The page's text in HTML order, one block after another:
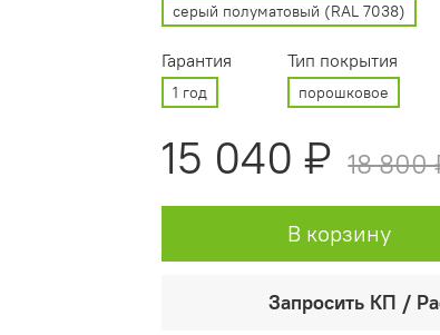
серый полуматовый (RAL 7038)
Гарантия
1 год
Тип покрытия
порошковое
15 040 ₽ 18 800
В корзину
Запросить КП /